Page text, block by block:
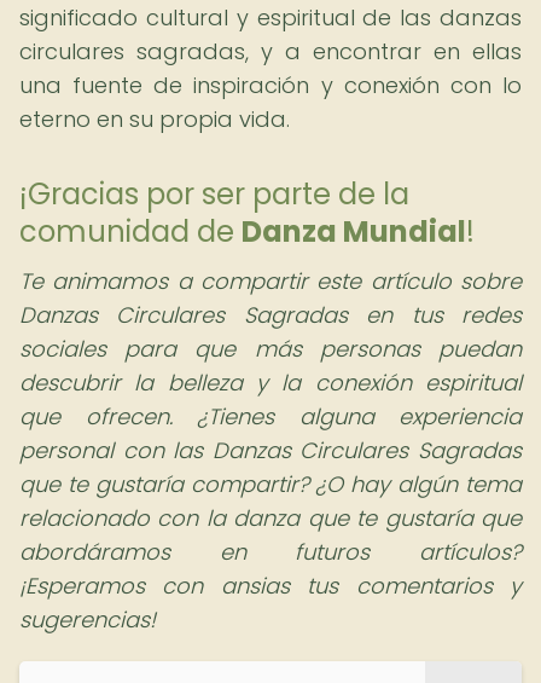
significado cultural y espiritual de las danzas
circulares sagradas, y a encontrar en ellas
una fuente de inspiración y conexión con lo
eterno en su propia vida.
¡Gracias por ser parte de la
comunidad de Danza Mundial!
Te animamos a compartir este artículo sobre
Danzas Circulares Sagradas en tus redes
sociales para que más personas puedan
descubrir la belleza y la conexión espiritual
que ofrecen. ¿Tienes alguna experiencia
personal con las Danzas Circulares Sagradas
que te gustaría compartir? ¿O hay algún tema
relacionado con la danza que te gustaría que
abordáramos en futuros artículos?
¡Esperamos con ansias tus comentarios y
sugerencias!